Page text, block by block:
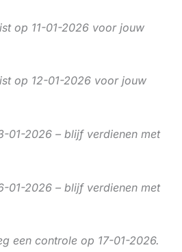
op 11-01-2026 voor jouw
op 12-01-2026 voor jouw
01-2026 – blijf verdienen met
01-2026 – blijf verdienen met
een controle op 17-01-2026.